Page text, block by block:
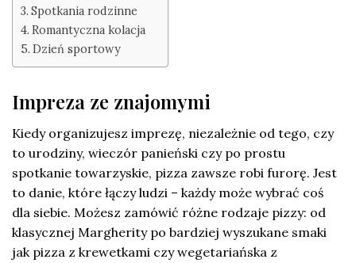
Spotkania rodzinne
Romantyczna kolacja
Dzień sportowy
Impreza ze znajomymi
Kiedy organizujesz imprezę, niezależnie od tego, czy
to urodziny, wieczór panieński czy po prostu
spotkanie towarzyskie, pizza zawsze robi furorę. Jest
to danie, które łączy ludzi – każdy może wybrać coś
dla siebie. Możesz zamówić różne rodzaje pizzy: od
klasycznej Margherity po bardziej wyszukane smaki
jak pizza z krewetkami czy wegetariańska z